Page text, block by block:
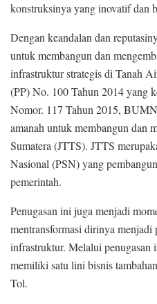
konstruksinya yang inovatif dan
Dengan keandalan dan
untuk membangun dan
infrastruktur strategis di Tanah
(PP) No. 100 Tahun 2014 yang
Nomor. 117 Tahun 2015,
amanah untuk membangun dan
Sumatera (JTTS). JTTS
Nasional (PSN) yang
pemerintah.
Penugasan ini juga menjadi
mentransformasi dirinya menjadi
infrastruktur. Melalui
memiliki satu lini bisnis
Tol.